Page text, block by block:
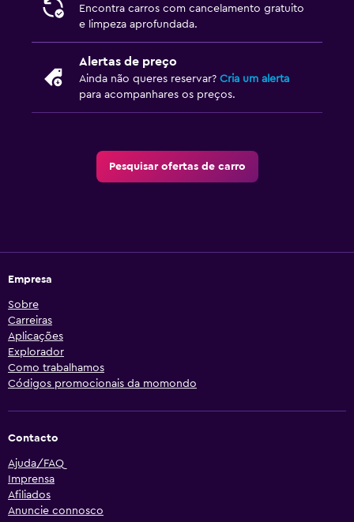
Encontra carros com cancelamento gratuito
e limpeza aprofundada.
Alertas de preço
Ainda não queres reservar? Cria um alerta
para acompanhares os preços.
Pesquisar ofertas de carro
Empresa
Sobre
Carreiras
Aplicações
Explorador
Como trabalhamos
Códigos promocionais da momondo
Contacto
Ajuda/FAQ
Imprensa
Afiliados
Anuncie connosco